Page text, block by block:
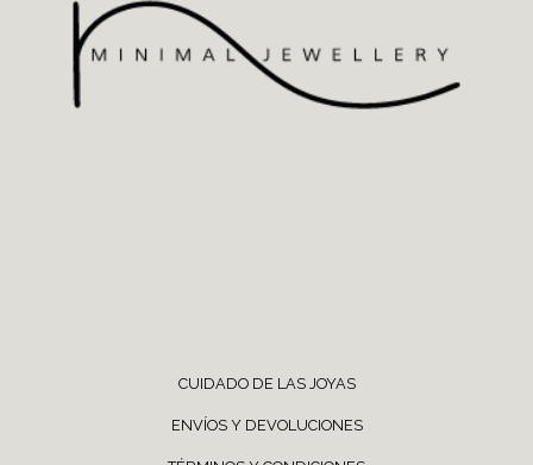
CUIDADO DE LAS JOYAS
ENVÍOS Y DEVOLUCIONES